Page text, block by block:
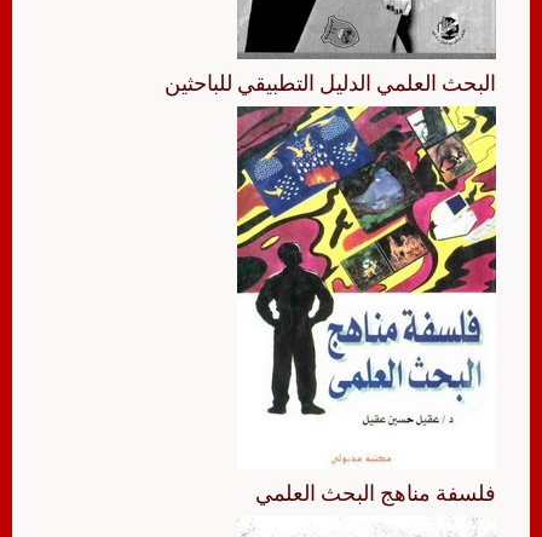
البحث العلمي الدليل التطبيقي للباحثين
فلسفة مناهج البحث العلمي